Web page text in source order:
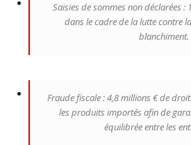
Saisies de sommes non déclarées :
dans le cadre de la lutte contre
blanchiment.
Fraude fiscale : 4,8 millions € de
les produits importés afin de
équilibrée entre les